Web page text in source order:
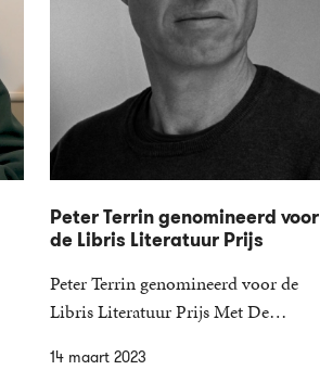
14 maart 2023
Peter Terrin genomineerd voor
de Libris Literatuur Prijs
Peter Terrin genomineerd voor de
Libris Literatuur Prijs Met De…